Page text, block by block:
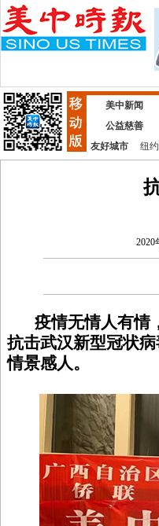
美中新闻
公益慈善
友好城市
纽
2020
疫情无情人有情
抗击武汉新型冠状
情景感人。